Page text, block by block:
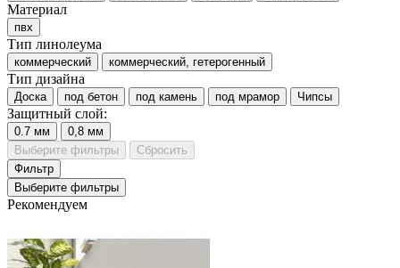
Материал
пвх
Тип линолеума
коммерческий коммерческий, гетерогенный
Тип дизайна
Доска под бетон под камень под мрамор Чипсы
Защитный слой:
0.7 мм
0,8 мм
Выберите фильтры
Сбросить
Фильтр
Выберите фильтры
Рекомендуем